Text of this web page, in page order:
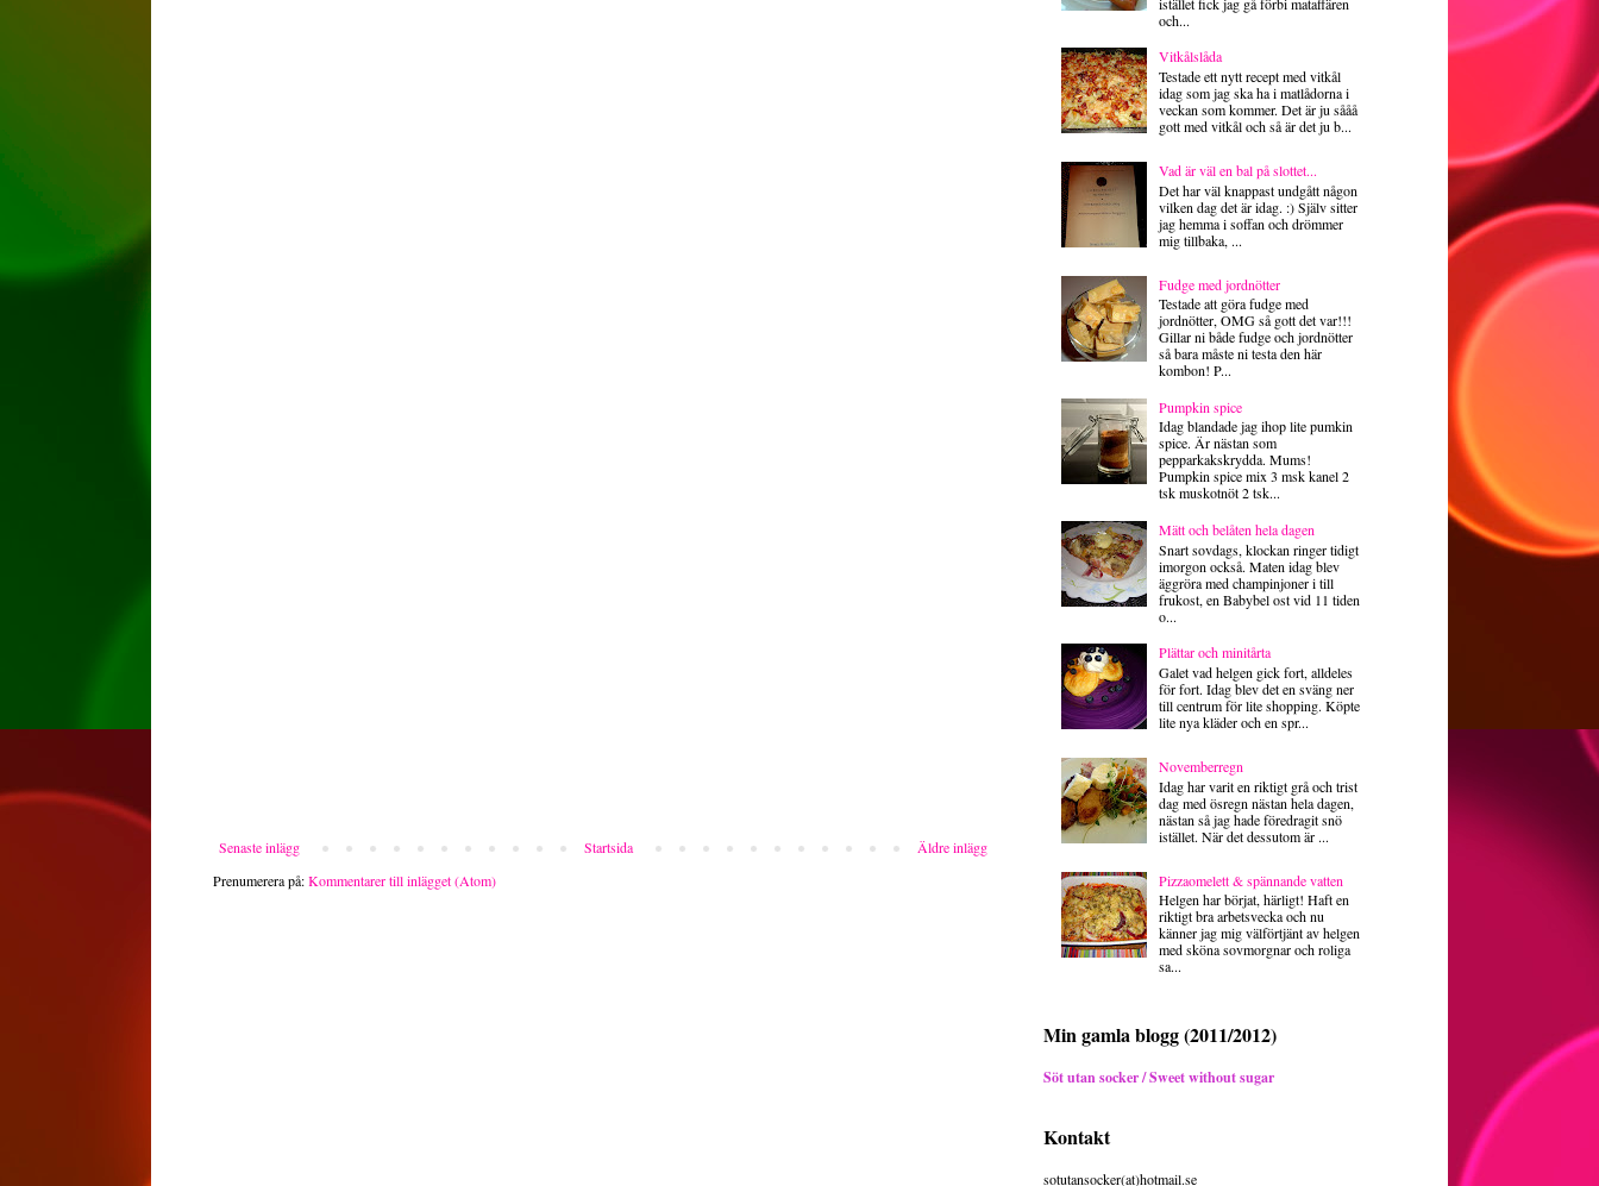
Senaste inlägg Äldre inlägg
Startsida
Prenumerera på:Kommentarer till inlägget (Atom)
och...
Vitkålslåda
Testade ett nytt recept med vitkål
idag som jag ska ha i matlådorna i
veckan som kommer. Det är ju sååå
gott med vitkål och så är det ju b...
Vad är väl en bal på slottet...
Det har väl knappast undgått någon
vilken dag det är idag. :) Själv sitter
jag hemma i soffan och drömmer
mig tillbaka, ...
Fudge med jordnötter
Testade att göra fudge med
jordnötter, OMG så gott det var!!!
Gillar ni både fudge och jordnötter
så bara måste ni testa den här
kombon! P...
Pumpkin spice
Idag blandade jag ihop lite pumkin
spice. Är nästan som
pepparkakskrydda. Mums!
Pumpkin spice mix 3 msk kanel 2
tsk muskotnöt 2 tsk...
Mätt och belåten hela dagen
Snart sovdags, klockan ringer tidigt
imorgon också. Maten idag blev
äggröra med champinjoner i till
frukost, en Babybel ost vid 11 tiden
o...
Plättar och minitårta
Galet vad helgen gick fort, alldeles
för fort. Idag blev det en sväng ner
till centrum för lite shopping. Köpte
lite nya kläder och en spr...
Novemberregn
Idag har varit en riktigt grå och trist
dag med ösregn nästan hela dagen,
nästan så jag hade föredragit snö
istället. När det dessutom är ...
Pizzaomelett & spännande vatten
Helgen har börjat, härligt! Haft en
riktigt bra arbetsvecka och nu
känner jag mig välförtjänt av helgen
med sköna sovmorgnar och roliga
sa...
Min gamla blogg (2011/2012)
Söt utan socker / Sweet without sugar
Kontakt
sotutansocker(at)hotmail.se